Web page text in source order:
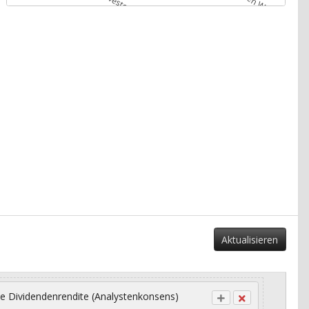
Aktualisieren
Dividendenrendite (Analystenkonsens)